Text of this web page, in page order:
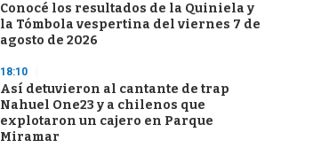
Conocé los resultados de la Quiniela y
la Tómbola vespertina del viernes 7 de
agosto de 2026
18:10
Así detuvieron al cantante de trap
Nahuel One23 y a chilenos que
explotaron un cajero en Parque
Miramar